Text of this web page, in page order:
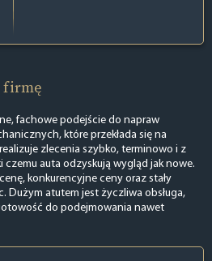
firmę
fachowe podejście do napraw
które przekłada się na
zlecenia szybko, terminowo i z
czemu auta odzyskują wygląd jak nowe.
konkurencyjne ceny oraz stały
Dużym atutem jest życzliwa obsługa,
do podejmowania nawet